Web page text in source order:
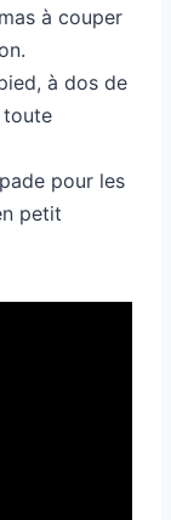
à couper
à dos de
toute
pour les
petit